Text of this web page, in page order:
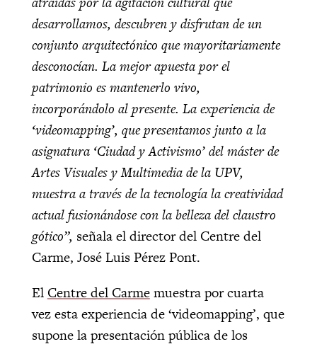
desarrollamos, descubren y disfrutan de un
conjunto arquitectónico que mayoritariamente
desconocían. La mejor apuesta por el
patrimonio es mantenerlo vivo,
incorporándolo al presente. La experiencia de
‘videomapping’, que presentamos junto a la
asignatura ‘Ciudad y Activismo’ del máster de
Artes Visuales y Multimedia de la UPV,
muestra a través de la tecnología la creatividad
actual fusionándose con la belleza del claustro
gótico”, señala el director del Centre del
Carme, José Luis Pérez Pont.
El Centre del Carmemuestra por cuarta
vez esta experiencia de ‘videomapping’, que
supone la presentación pública de los